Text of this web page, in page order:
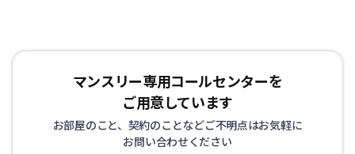
マンスリー専用コールセンターを
ご用意しています
お部屋のこと、契約のことなどご不明点はお気軽に
お問い合わせください